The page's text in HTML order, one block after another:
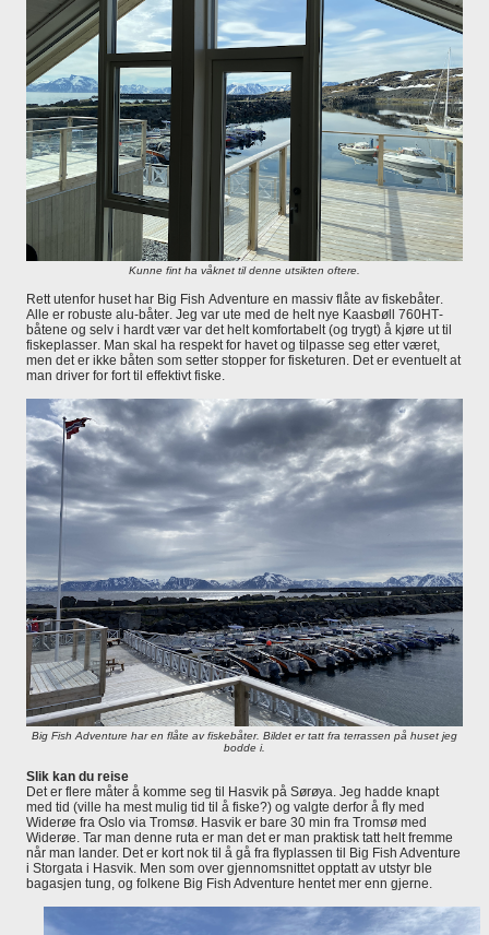
Kunne fint ha våknet til denne utsikten oftere.
Rett utenfor huset har Big Fish Adventure en massiv flåte av fiskebåter.
Alle er robuste alu-båter. Jeg var ute med de helt nye Kaasbøll 760HT-
båtene og selv i hardt vær var det helt komfortabelt (og trygt) å kjøre ut til
fiskeplasser. Man skal ha respekt for havet og tilpasse seg etter været,
men det er ikke båten som setter stopper for fisketuren. Det er eventuelt at
man driver for fort til effektivt fiske.
Big Fish Adventure har en flåte av fiskebåter. Bildet er tatt fra terrassen på huset jeg
bodde i.
Slik kan du reise
Det er flere måter å komme seg til Hasvik på Sørøya. Jeg hadde knapt
med tid (ville ha mest mulig tid til å fiske?) og valgte derfor å fly med
Widerøe fra Oslo via Tromsø. Hasvik er bare 30 min fra Tromsø med
Widerøe. Tar man denne ruta er man det er man praktisk tatt helt fremme
når man lander. Det er kort nok til å gå fra flyplassen til Big Fish Adventure
i Storgata i Hasvik. Men som over gjennomsnittet opptatt av utstyr ble
bagasjen tung, og folkene Big Fish Adventure hentet mer enn gjerne.